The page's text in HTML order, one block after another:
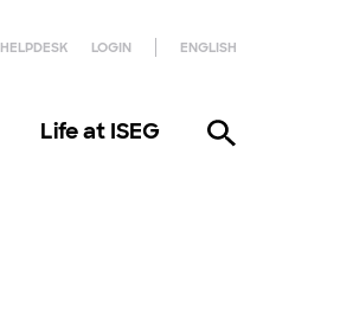
HELPDESK LOGIN ENGLISH
Life at ISEG